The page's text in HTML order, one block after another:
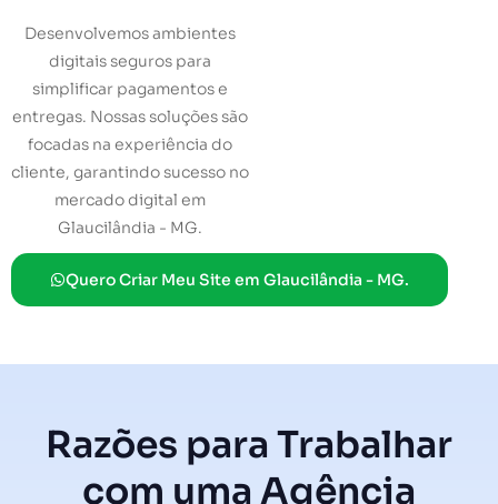
Desenvolvemos ambientes
digitais seguros para
simplificar pagamentos e
entregas. Nossas soluções são
focadas na experiência do
cliente, garantindo sucesso no
mercado digital em
Glaucilândia - MG.
Quero Criar Meu Site em Glaucilândia - MG.
Razões para Trabalhar
com uma Agência